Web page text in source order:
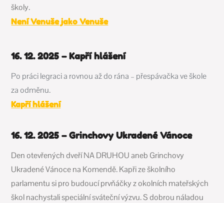
školy.
Není Venuše jako Venuše
16. 12. 2025 – Kapří hlášení
Po práci legraci a rovnou až do rána – přespávačka ve škole
za odměnu.
Kapří hlášení
16. 12. 2025 – Grinchovy Ukradené Vánoce
Den otevřených dveří NA DRUHOU aneb Grinchovy
Ukradené Vánoce na Komendě. Kapři ze školního
parlamentu si pro budoucí prvňáčky z okolních mateřských
škol nachystali speciální sváteční výzvu. S dobrou náladou